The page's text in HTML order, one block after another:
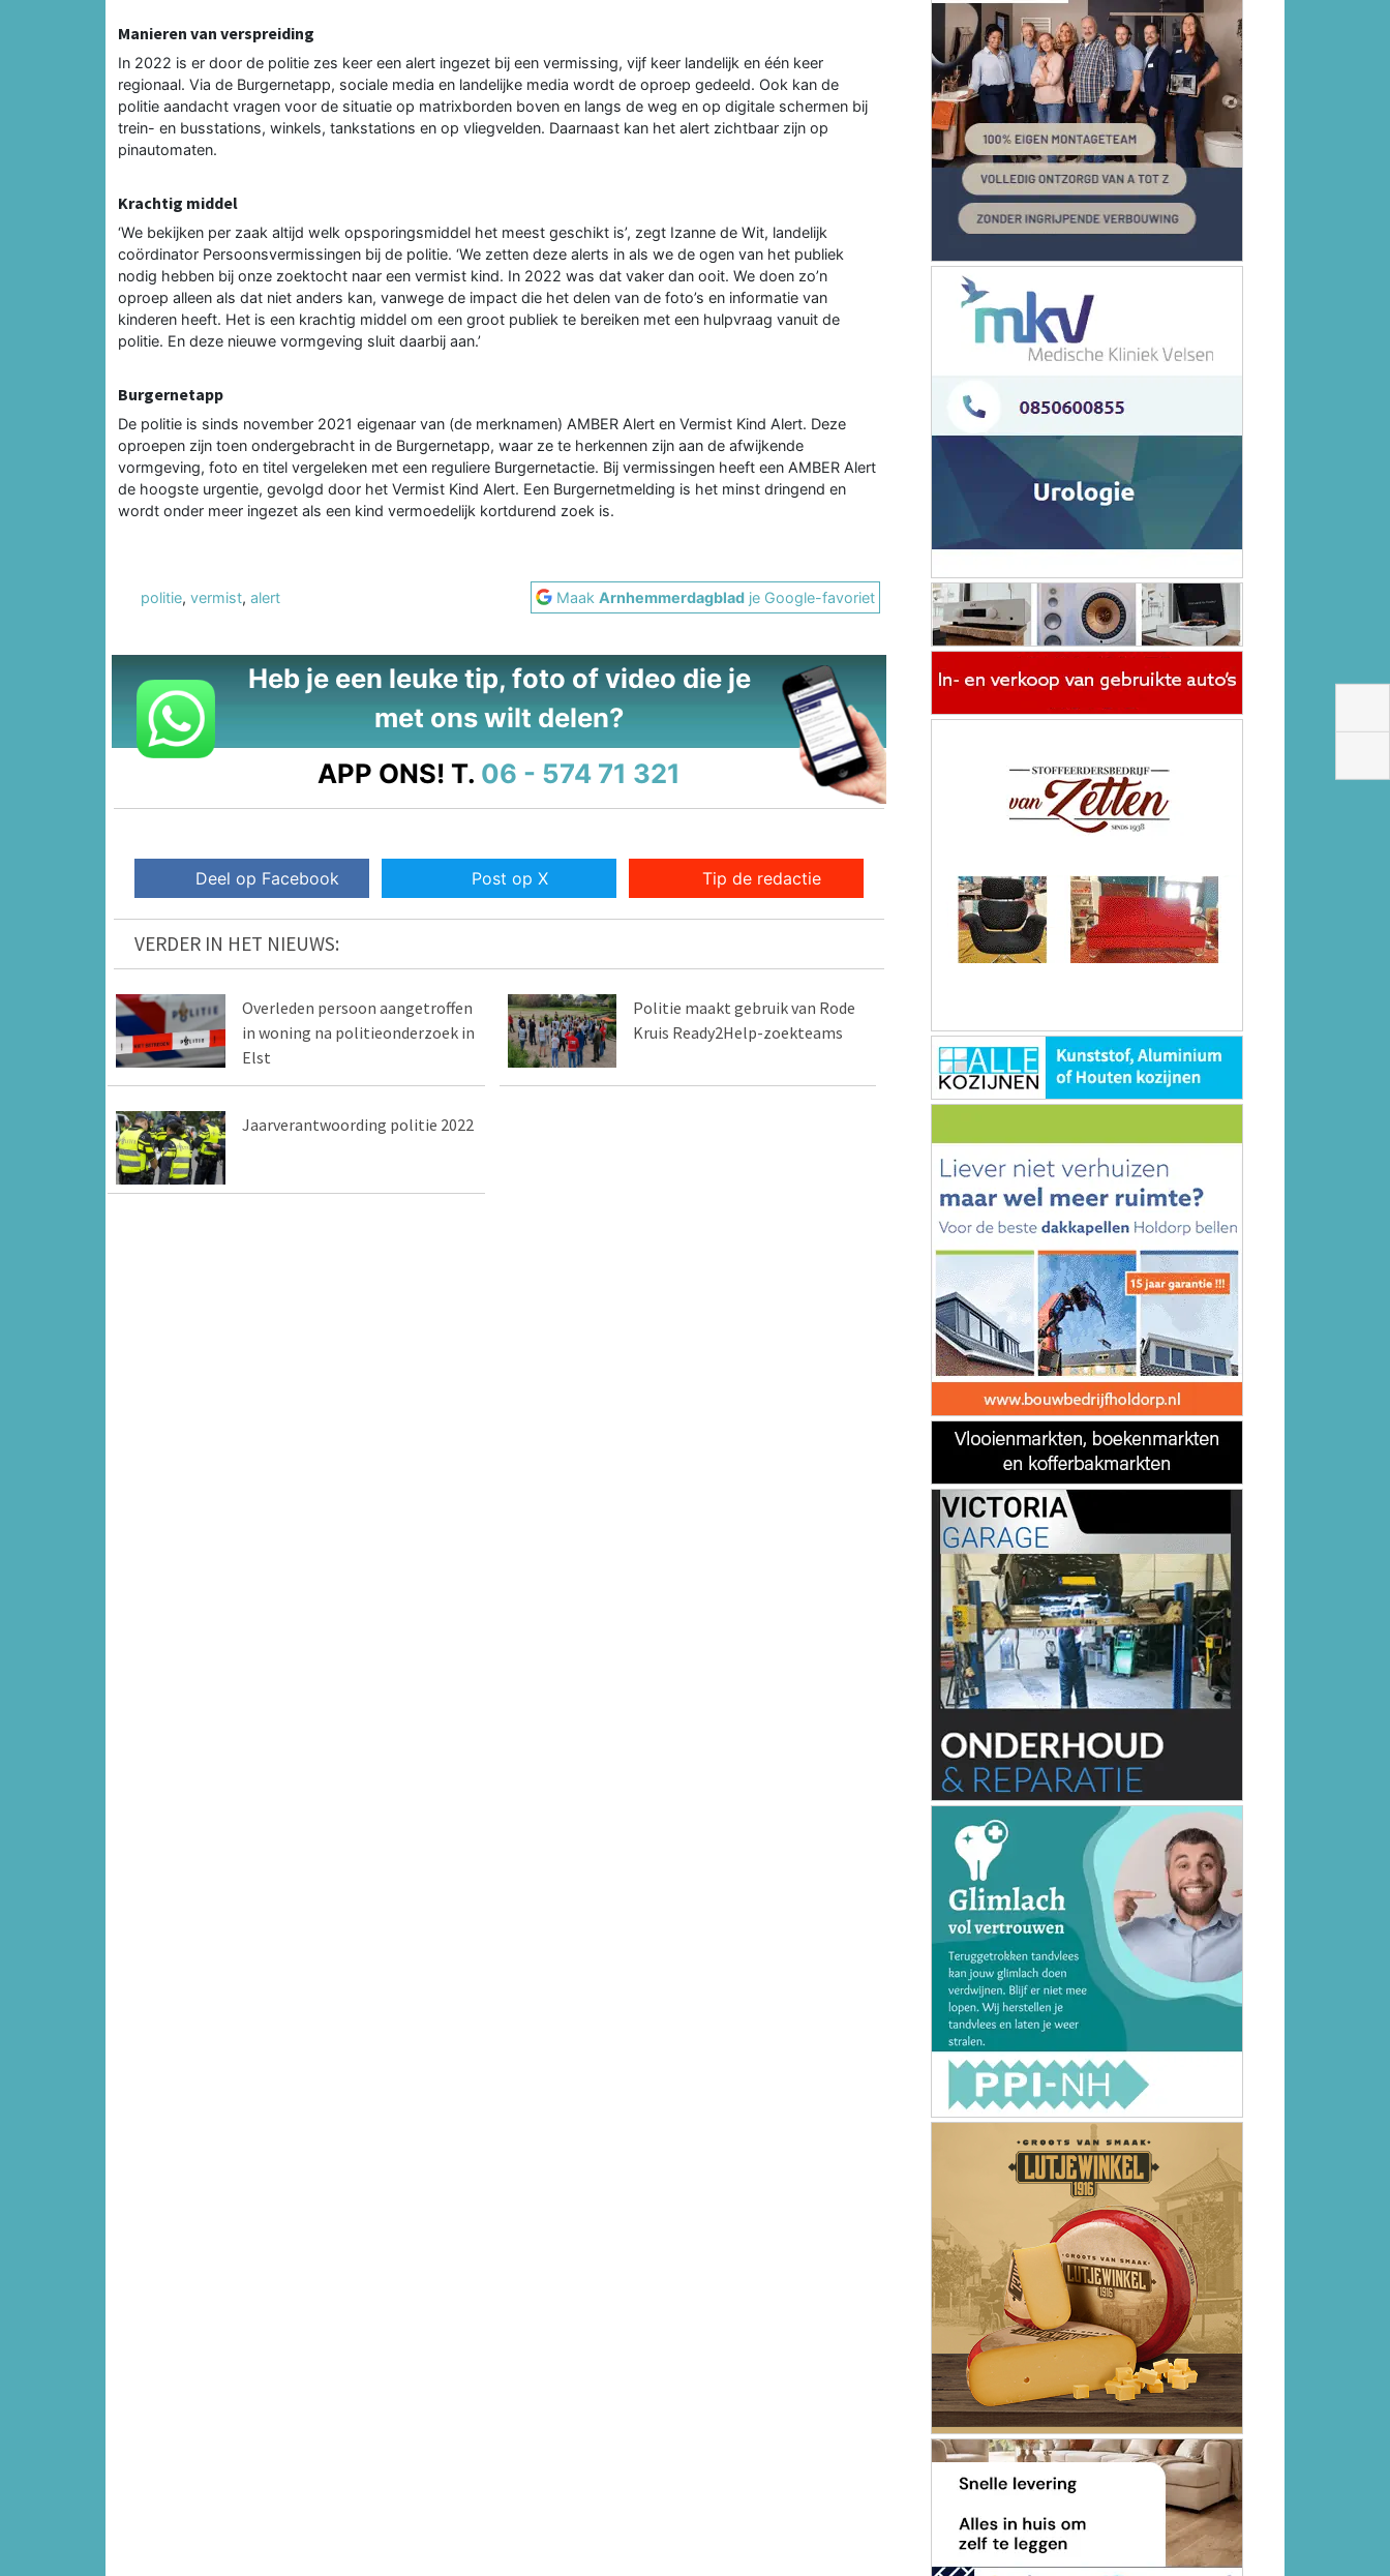
Manieren van verspreiding
In 2022 is er door de politie zes keer een alert ingezet bij een vermissing, vijf keer landelijk en één keer
regionaal. Via de Burgernetapp, sociale media en landelijke media wordt de oproep gedeeld. Ook kan de
politie aandacht vragen voor de situatie op matrixborden boven en langs de weg en op digitale schermen bij
trein- en busstations, winkels, tankstations en op vliegvelden. Daarnaast kan het alert zichtbaar zijn op
pinautomaten.
Krachtig middel
‘We bekijken per zaak altijd welk opsporingsmiddel het meest geschikt is’, zegt Izanne de Wit, landelijk
coördinator Persoonsvermissingen bij de politie. ‘We zetten deze alerts in als we de ogen van het publiek
nodig hebben bij onze zoektocht naar een vermist kind. In 2022 was dat vaker dan ooit. We doen zo’n
oproep alleen als dat niet anders kan, vanwege de impact die het delen van de foto’s en informatie van
kinderen heeft. Het is een krachtig middel om een groot publiek te bereiken met een hulpvraag vanuit de
politie. En deze nieuwe vormgeving sluit daarbij aan.’
Burgernetapp
De politie is sinds november 2021 eigenaar van (de merknamen) AMBER Alert en Vermist Kind Alert. Deze
oproepen zijn toen ondergebracht in de Burgernetapp, waar ze te herkennen zijn aan de afwijkende
vormgeving, foto en titel vergeleken met een reguliere Burgernetactie. Bij vermissingen heeft een AMBER Alert
de hoogste urgentie, gevolgd door het Vermist Kind Alert. Een Burgernetmelding is het minst dringend en
wordt onder meer ingezet als een kind vermoedelijk kortdurend zoek is.
politie, vermist, alert MaakArnhemmerdagblad je Google-favoriet
Heb je een leuke tip, foto of video die je
met ons wilt delen?
APP ONS! T. 06 - 574 71 321
Deel op Facebook Post op X Tip de redactie
VERDER IN HET NIEUWS:
Overleden persoon aangetroffen
in woning na politieonderzoek in
Elst
Politie maakt gebruik van Rode
Kruis Ready2Help-zoekteams
Jaarverantwoording politie 2022